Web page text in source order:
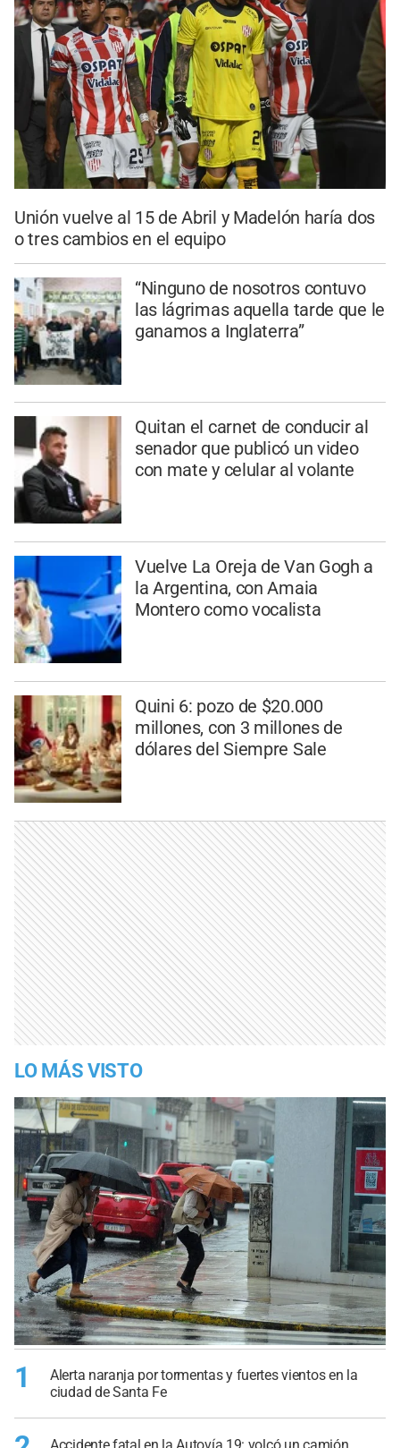
Unión vuelve al 15 de Abril y Madelón haría dos
o tres cambios en el equipo
“Ninguno de nosotros contuvo
las lágrimas aquella tarde que le
ganamos a Inglaterra”
Quitan el carnet de conducir al
senador que publicó un video
con mate y celular al volante
Vuelve La Oreja de Van Gogh a
la Argentina, con Amaia
Montero como vocalista
Quini 6: pozo de $20.000
millones, con 3 millones de
dólares del Siempre Sale
LO MÁS VISTO
1
Alerta naranja por tormentas y fuertes vientos en la
ciudad de Santa Fe
Accidente fatal en la Autovía 19: volcó un camión